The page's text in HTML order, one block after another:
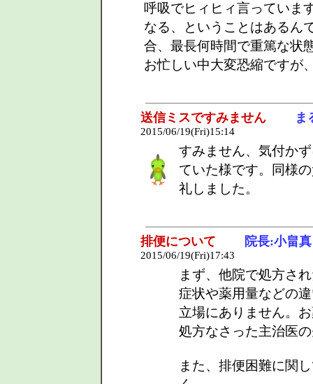
呼吸でヒィヒィ言っていま
なる、ということはあるん
合、最長何時間で重篤な状
お忙しい中大変恐縮ですが
送信ミスですみません ま
2015/06/19(Fri)15:14
すみません、気付か
ていた様です。同様
礼しました。
排便について 院長:小畠真
2015/06/19(Fri)17:43
まず、他院で処方さ
症状や薬用量などの
立場にありません。
処方なさった主治医
また、排便困難に関